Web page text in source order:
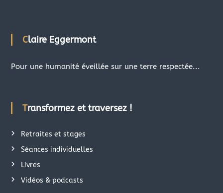
Claire Eggermont
Pour une humanité éveillée sur une terre respectée...
Transformez et traversez !
Retraites et stages
Séances individuelles
Livres
Vidéos & podcasts